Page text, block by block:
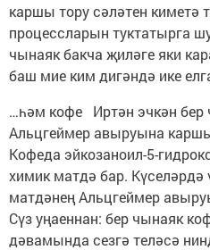
каршы тору сәләтен киметә
процессларын туктатырга
чынаяк бакча җиләге яки
баш мие ким дигәндә ике
…һәм кофе Иртән эчкән бер
Альцгеймер авыруына
Кофеда эйкозаноил-5-
химик матдә бар. Күселәрдә
матдәнең Альцгеймер
Сүз уңаеннан: бер чынаяк
дәвамында сезгә теләсә